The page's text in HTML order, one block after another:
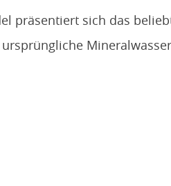
präsentiert sich das